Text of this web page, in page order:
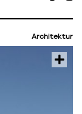
Architektur